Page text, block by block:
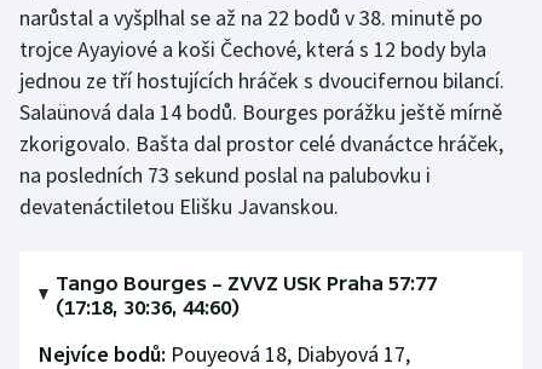
Volejbal
Ostatní
narůstal a vyšplhal se až na 22 bodů v 38. minutě po
trojce Ayayiové a koši Čechové, která s 12 body byla
jednou ze tří hostujících hráček s dvoucifernou bilancí.
Salaünová dala 14 bodů. Bourges porážku ještě mírně
zkorigovalo. Bašta dal prostor celé dvanáctce hráček,
na posledních 73 sekund poslal na palubovku i
devatenáctiletou Elišku Javanskou.
Tango Bourges – ZVVZ USK Praha 57:77
(17:18, 30:36, 44:60)
Nejvíce bodů: Pouyeová 18, Diabyová 17,